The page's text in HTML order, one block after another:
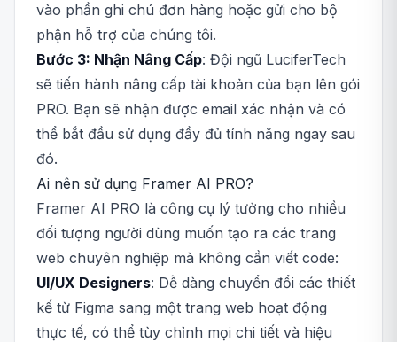
vào phần ghi chú đơn hàng hoặc gửi cho bộ
phận hỗ trợ của chúng tôi.
Bước 3: Nhận Nâng Cấp: Đội ngũ LuciferTech
sẽ tiến hành nâng cấp tài khoản của bạn lên gói
PRO. Bạn sẽ nhận được email xác nhận và có
thể bắt đầu sử dụng đầy đủ tính năng ngay sau
đó.
Ai nên sử dụng Framer AI PRO?
Framer AI PRO là công cụ lý tưởng cho nhiều
đối tượng người dùng muốn tạo ra các trang
web chuyên nghiệp mà không cần viết code:
UI/UX Designers: Dễ dàng chuyển đổi các thiết
kế từ Figma sang một trang web hoạt động
thực tế, có thể tùy chỉnh mọi chi tiết và hiệu